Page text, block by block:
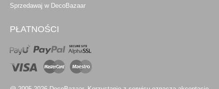
Sprzedawaj w DecoBazaar
PŁATNOŚCI